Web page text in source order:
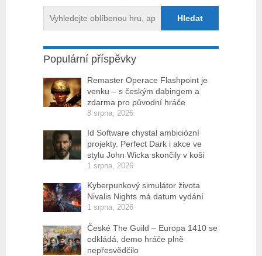
Populární příspěvky
Remaster Operace Flashpoint je
venku – s českým dabingem a
zdarma pro původní hráče
8 srpna, 2026
Id Software chystal ambiciózní
projekty. Perfect Dark i akce ve
stylu John Wicka skončily v koši
1 srpna, 2026
Kyberpunkový simulátor života
Nivalis Nights má datum vydání
1 srpna, 2026
České The Guild – Europa 1410 se
odkládá, demo hráče plně
nepřesvědčilo